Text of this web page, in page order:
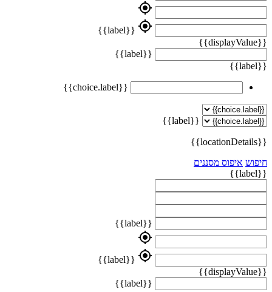
my_location
my_location
{{label}}
{{displayValue}}
{{label}}
{{label}}
{{choice.label}}
{{label}}
{{locationDetails}}
חיפוש איפוס מסננים
{{label}}
{{label}}
my_location
my_location
{{label}}
{{displayValue}}
{{label}}